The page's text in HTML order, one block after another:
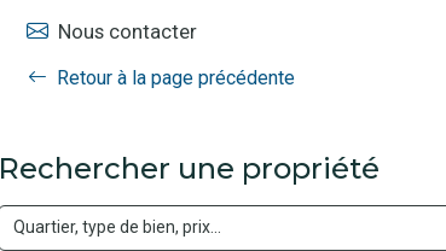
Nous contacter
Retour à la page précédente
Rechercher une propriété